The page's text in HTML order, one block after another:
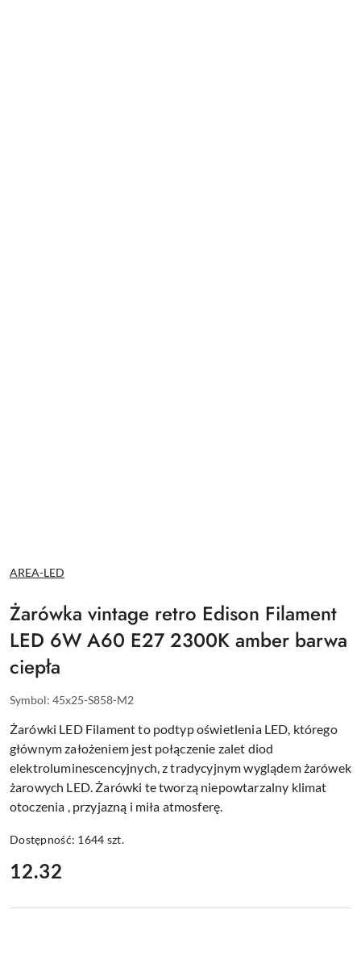
NAZWA
PRODUCENTA:
AREA-LED
Żarówka vintage retro Edison Filament
LED 6W A60 E27 2300K amber barwa
ciepła
Symbol: 45x25-S858-M2
Żarówki LED Filament to podtyp oświetlenia LED, którego
głównym założeniem jest połączenie zalet diod
elektroluminescencyjnych, z tradycyjnym wyglądem żarówek
żarowych LED. Żarówki te tworzą niepowtarzalny klimat
otoczenia , przyjazną i miła atmosferę.
Dostępność: 1644 szt.
cena:
12.32